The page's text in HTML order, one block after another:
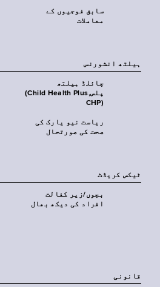
سابق فوجیوں کے
معاملات
‏ہیلتھ انشورنس
چائلڈ ہیلتھ
پلس‎(Child Health Plus,
CHP)‎
ریاست نیو یارک کی
صحت کی صورتحال
ٹیکس کریڈٹ
بچوں/زیر کفالت
افراد کی دیکھ بھال
قانونی